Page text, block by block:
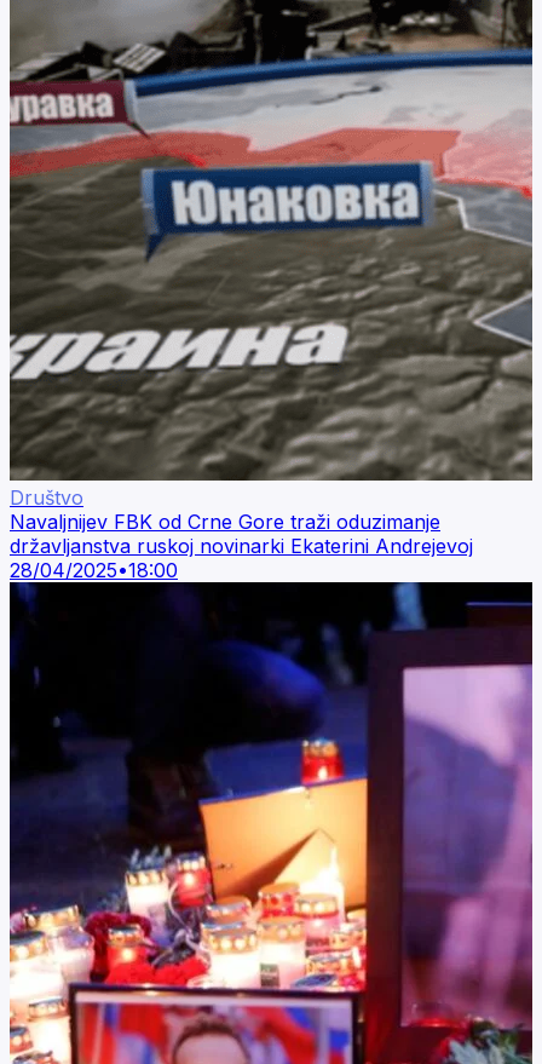
Društvo
Navaljnijev FBK od Crne Gore traži oduzimanje
državljanstva ruskoj novinarki Ekaterini Andrejevoj
28/04/2025•18:00